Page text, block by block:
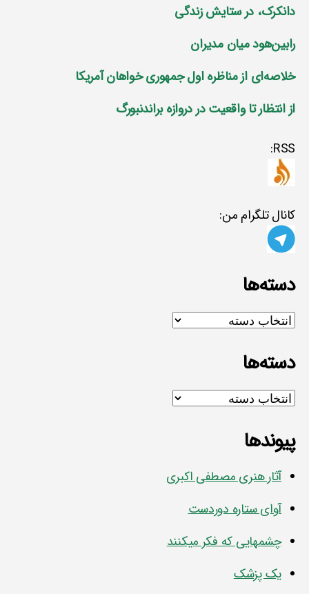
دانکرک، در ستایش زندگی
رابین‌هود میان مدیران
خلاصه‌ای از مناظره اول جمهوری خواهان آمریکا
از انتظار تا واقعیت در دروازه براندنبورگ
RSS:
کانال تلگرام من:
دسته‌ها
دسته‌ها
دسته‌ها
دسته‌ها
پیوندها
آثار هنری مصطفی اکبری
آوای ستاره دوردست
چشمهایی که فکر میکنند
یک پزشک